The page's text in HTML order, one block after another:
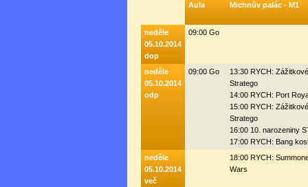
Aula Michnův palác - M1
neděle
05.10.2014
dop
09:00 Go
neděle
05.10.2014
odp
09:00 Go
13:30 RYCH: Zážitkové
Stratego
14:00 RYCH: Port
15:00 RYCH: Zážitkové
Stratego
16:00 10. narozeniny
17:00 RYCH: Bang
neděle
05.10.2014
več
18:00 RYCH:
Wars